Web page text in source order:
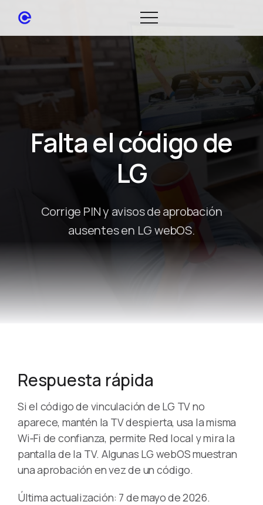
Falta el código de
LG
Corrige PIN y avisos de aprobación
ausentes en LG webOS.
Respuesta rápida
Si el código de vinculación de LG TV no
aparece, mantén la TV despierta, usa la misma
Wi‑Fi de confianza, permite Red local y mira la
pantalla de la TV. Algunas LG webOS muestran
una aprobación en vez de un código.
Última actualización: 7 de mayo de 2026.